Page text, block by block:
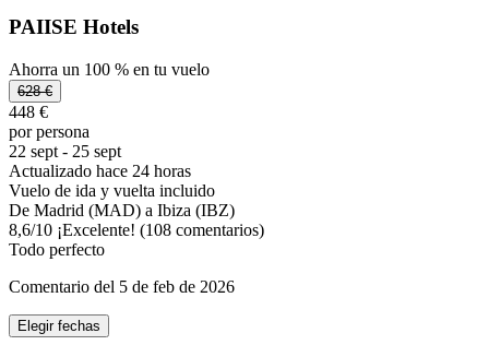
PAIISE Hotels
Ahorra un 100 % en tu vuelo
628 €
448 €
por persona
22 sept - 25 sept
Actualizado hace 24 horas
Vuelo de ida y vuelta incluido
De Madrid (MAD) a Ibiza (IBZ)
8,6/10 ¡Excelente! (108 comentarios)
Todo perfecto
Comentario del 5 de feb de 2026
Elegir fechas